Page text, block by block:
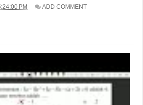
PM ADD COMMENT